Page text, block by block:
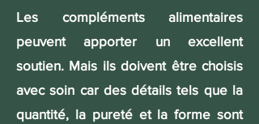
Les compléments alimentaires
peuvent apporter un excellent
soutien. Mais ils doivent être choisis
avec soin car des détails tels que la
quantité, la pureté et la forme sont